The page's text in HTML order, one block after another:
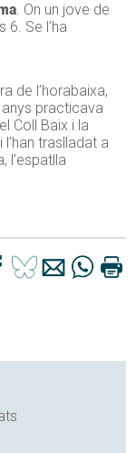
. On un jove de
Se l’ha
de l’horabaixa,
practicava
Coll Baix i la
traslladat a
l’espatlla